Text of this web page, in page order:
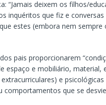
“Jamais deixem os filhos/
inquéritos que fiz e
estes (embora nem sempre
pais proporcionarem
espaço e mobiliário, material,
e
que se